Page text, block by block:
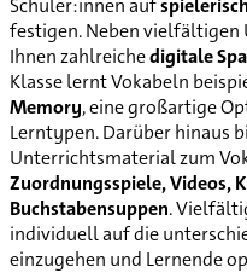
festigen. Neben vielfältigen
Ihnen zahlreichedigitale
Klasse lernt Vokabeln
Memory, eine großartige
Lerntypen. Darüber hinaus
Unterrichtsmaterial zum
Zuordnungsspiele, Videos,
Buchstabensuppen.
individuell auf die
einzugehen und Lernende